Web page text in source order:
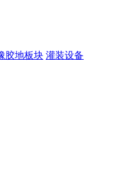
胶地板块 灌装设备